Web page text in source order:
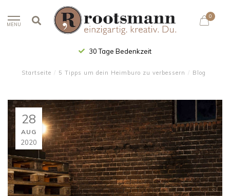
MENU
0
30 Tage Bedenkzeit
Startseite / 5 Tipps um dein Heimburo zu verbessern / Blog
28
AUG
2020